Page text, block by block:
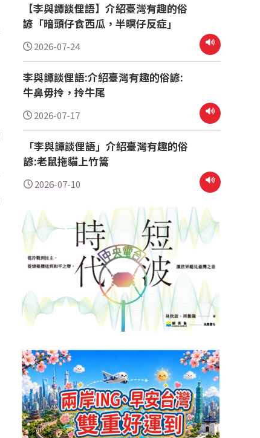
【李與譚談俚語】介紹臺灣有趣的俗
諺「暗頭仔食西瓜，半暝仔反症」
2026-07-24
李與譚談俚語:介紹臺灣有趣的俗諺:
牛鼻毋拎，拎牛尾
2026-07-17
「李與譚談俚語」介紹臺灣有趣的俗
諺:老鼠拖貓上竹篙
2026-07-10